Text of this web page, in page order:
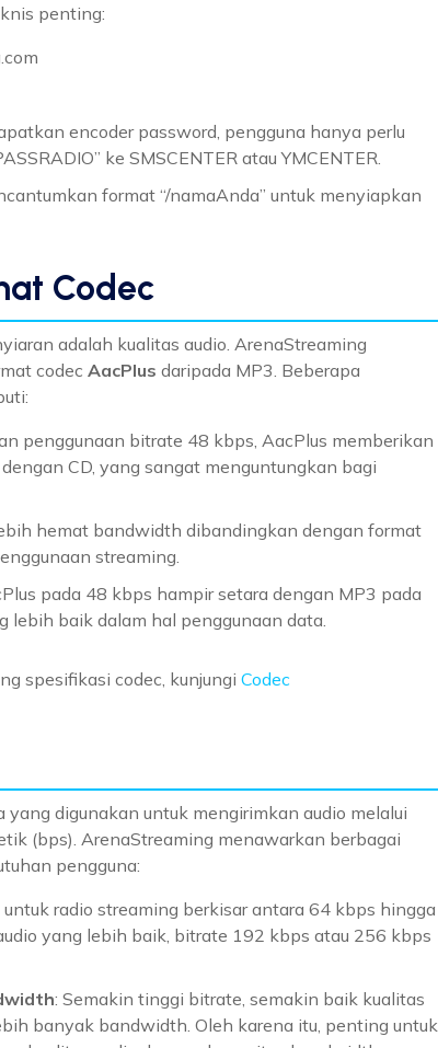
penting:
encoder password, pengguna hanya perlu
ke SMSCENTER atau YMCENTER.
format “/namaAnda” untuk menyiapkan
Codec
adalah kualitas audio. ArenaStreaming
codec AacPlus daripada MP3. Beberapa
penggunaan bitrate 48 kbps, AacPlus memberikan
CD, yang sangat menguntungkan bagi
hemat bandwidth dibandingkan dengan format
streaming.
pada 48 kbps hampir setara dengan MP3 pada
lebih baik dalam hal penggunaan data.
spesifikasi codec, kunjungi Codec
digunakan untuk mengirimkan audio melalui
(bps). ArenaStreaming menawarkan berbagai
pengguna:
radio streaming berkisar antara 64 kbps hingga
yang lebih baik, bitrate 192 kbps atau 256 kbps
: Semakin tinggi bitrate, semakin baik kualitas
banyak bandwidth. Oleh karena itu, penting untuk